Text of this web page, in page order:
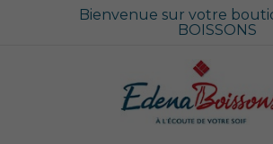
Bienvenue sur votre
BOISSONS